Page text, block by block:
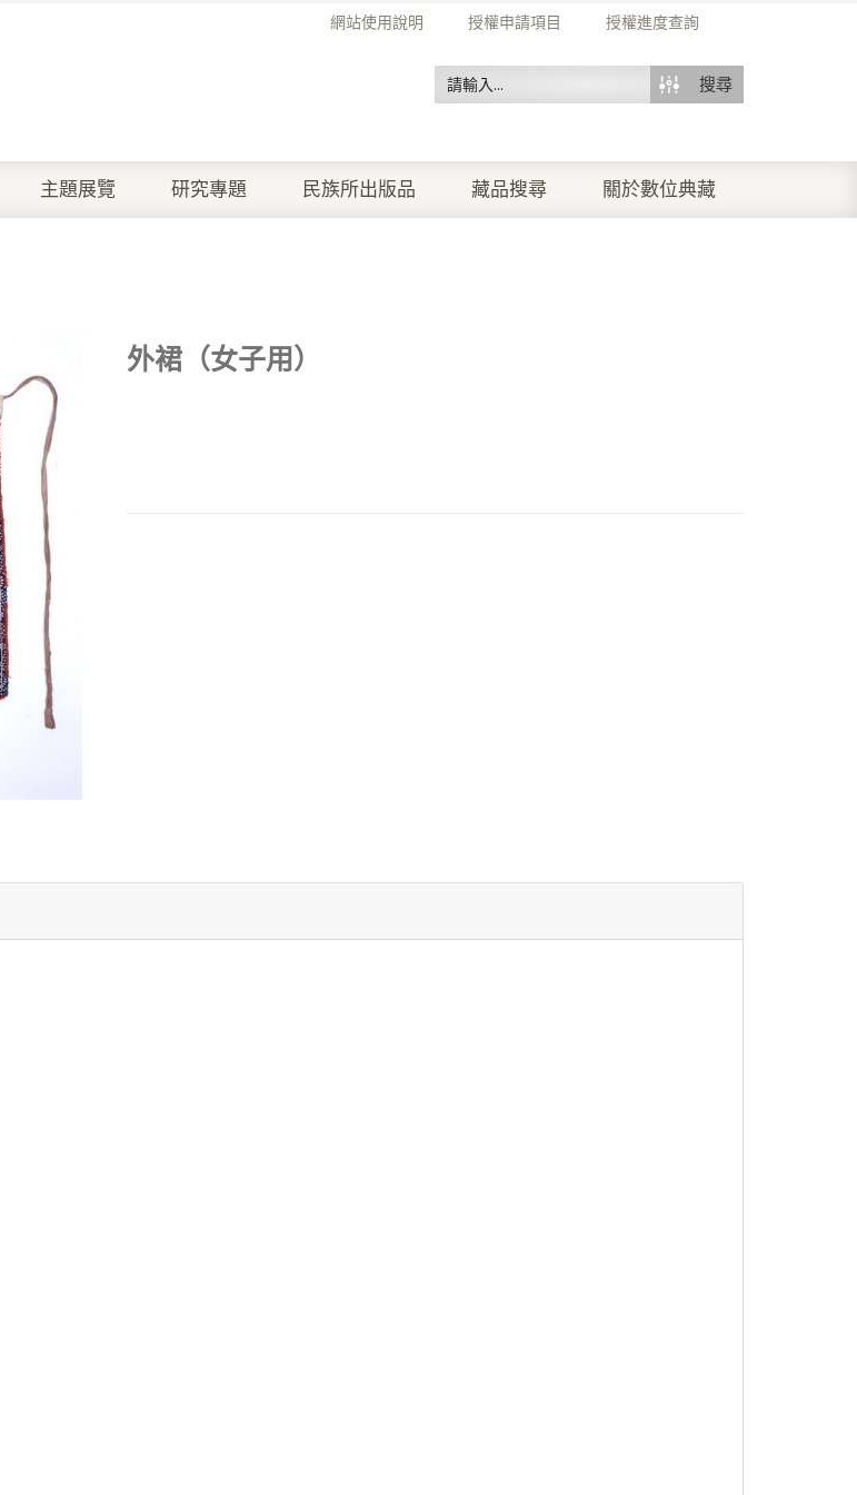
網站使用說明 授權申請項目 授權進度查詢
搜尋
主題展覽 研究專題 民族所出版品 藏品搜尋 關於數位典藏
外裙（女子用）